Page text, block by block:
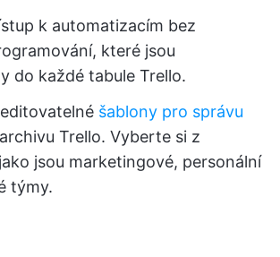
k automatizacím bez
které jsou
do každé tabule Trello.
šablony pro správu
Trello. Vyberte si z
jsou marketingové, personální
týmy.